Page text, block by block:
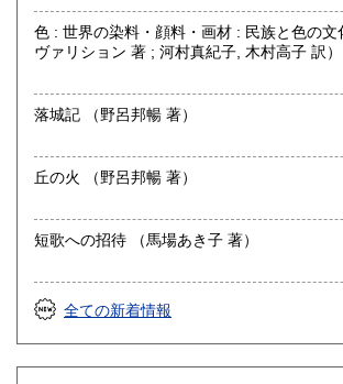
美術工芸、国語国文、外国文学、趣味、サ
色 : 世界の染料・顔料・画材 : 民族と色の文化史 （ア
ヴァリション 著 ; 河村真紀子, 木村高子 訳）
落城記 （野呂邦暢 著）
丘の火 （野呂邦暢 著）
短歌への招待 （馬場あき子 著）
全ての新着情報